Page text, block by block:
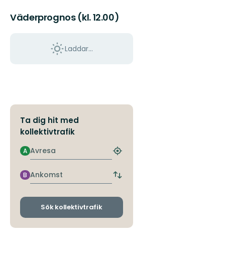
Väderprognos (kl. 12.00)
Laddar...
Ta dig hit med
kollektivtrafik
Avresa
A
Hitta
hållplats
Ankomst
B
Byt
och
Sök kollektivtrafik